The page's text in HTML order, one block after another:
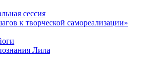
сессия
к творческой самореализации»
Лила